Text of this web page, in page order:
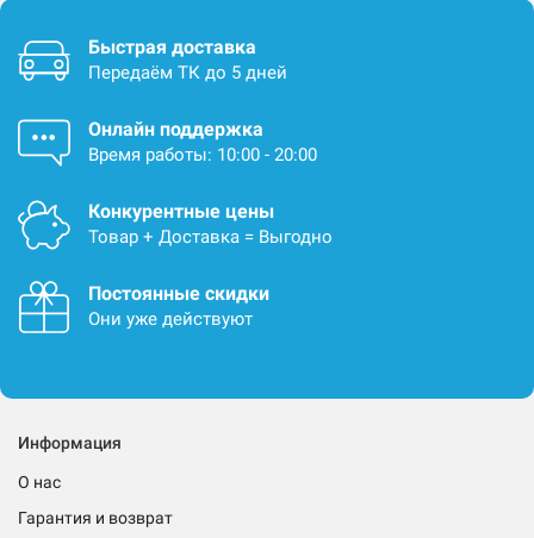
Быстрая доставка
Передаём ТК до 5 дней
Онлайн поддержка
Время работы: 10:00 - 20:00
Конкурентные цены
Товар + Доставка = Выгодно
Постоянные скидки
Они уже действуют
Информация
О нас
Гарантия и возврат